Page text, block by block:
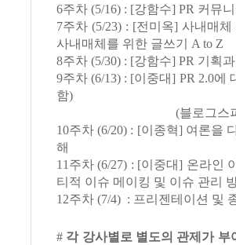
6주차 (5/16) : [강함수] PR 커뮤
7주차 (5/23) : [전미옥] 사내매
사내매체를 위한 글쓰기 A to Z
8주차 (5/30) : [강함수] PR 기획
9주차 (6/13) : [이중대] PR 2.0에
함)
(블로그스피어 리서
10주차 (6/20) : [이종혁] 여론을
해
11주차 (6/27) : [이중대] 온라인
티적 이슈 메이킹 및 이슈 관리
12주차 (7/4) : 프리젠테이션 및
# 각 강사별로 별도의 관제가